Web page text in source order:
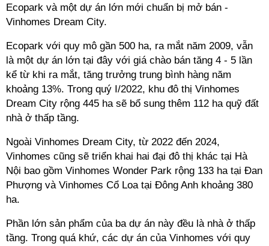
Ecopark và một dự án lớn mới chuẩn bị mở bán -
Vinhomes Dream City.
Ecopark với quy mô gần 500 ha, ra mắt năm 2009, vẫn
là một dự án lớn tại đây với giá chào bán tăng 4 - 5 lần
kể từ khi ra mắt, tăng trưởng trung bình hàng năm
khoảng 13%. Trong quý I/2022, khu đô thị Vinhomes
Dream City rộng 445 ha sẽ bổ sung thêm 112 ha quỹ đất
nhà ở thấp tầng.
Ngoài Vinhomes Dream City, từ 2022 đến 2024,
Vinhomes cũng sẽ triển khai hai đại đô thị khác tại Hà
Nội bao gồm Vinhomes Wonder Park rộng 133 ha tại Đan
Phượng và Vinhomes Cổ Loa tại Đông Anh khoảng 380
ha.
Phần lớn sản phẩm của ba dự án này đều là nhà ở thấp
tầng. Trong quá khứ, các dự án của Vinhomes với quy